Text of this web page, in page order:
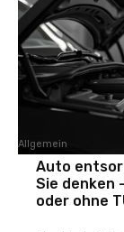
Allgemein
Auto
Sie denken
oder ohne